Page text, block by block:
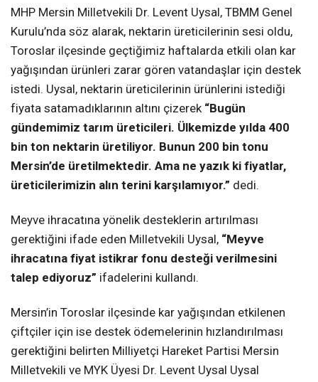
MHP Mersin Milletvekili Dr. Levent Uysal, TBMM Genel
Kurulu’nda söz alarak, nektarin üreticilerinin sesi oldu,
Toroslar ilçesinde geçtiğimiz haftalarda etkili olan kar
yağışından ürünleri zarar gören vatandaşlar için destek
istedi. Uysal, nektarin üreticilerinin ürünlerini istediği
fiyata satamadıklarının altını çizerek “Bugün
gündemimiz tarım üreticileri. Ülkemizde yılda 400
bin ton nektarin üretiliyor. Bunun 200 bin tonu
Mersin’de üretilmektedir. Ama ne yazık ki fiyatlar,
üreticilerimizin alın terini karşılamıyor.” dedi.
Meyve ihracatına yönelik desteklerin artırılması
gerektiğini ifade eden Milletvekili Uysal, “Meyve
ihracatına fiyat istikrar fonu desteği verilmesini
talep ediyoruz” ifadelerini kullandı.
Mersin’in Toroslar ilçesinde kar yağışından etkilenen
çiftçiler için ise destek ödemelerinin hızlandırılması
gerektiğini belirten Milliyetçi Hareket Partisi Mersin
Milletvekili ve MYK Üyesi Dr. Levent Uysal Uysal